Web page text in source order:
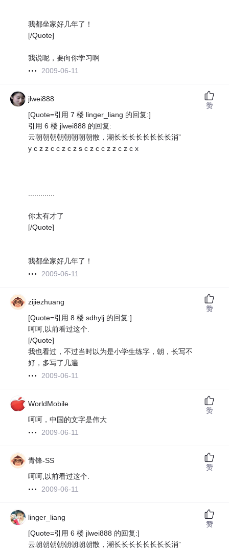
我都坐家好几年了！
[/Quote]
我说呢，要向你学习啊
2009-06-11
jlwei888
[Quote=引用 7 楼 linger_liang 的回复:]
引用 6 楼 jlwei888 的回复:
云朝朝朝朝朝朝朝朝散，潮长长长长长长长长消”
y c z z c c z c z s c z c c z z c z c x
.............
你太有才了
[/Quote]
我都坐家好几年了！
2009-06-11
赞
zijiezhuang
[Quote=引用 8 楼 sdhylj 的回复:]
呵呵,以前看过这个.
[/Quote]
我也看过，不过当时以为是小学生练字，朝，长写不
好，多写了几遍
2009-06-11
赞
WorldMobile
呵呵，中国的文字是伟大
2009-06-11
赞
青锋-SS
呵呵,以前看过这个.
2009-06-11
赞
linger_liang
[Quote=引用 6 楼 jlwei888 的回复:]
云朝朝朝朝朝朝朝朝散，潮长长长长长长长长消”
赞